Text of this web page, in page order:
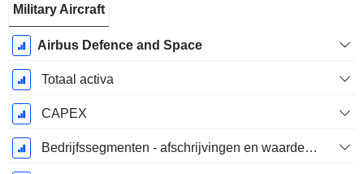
Military Aircraft
Airbus Defence and Space
Totaal activa
CAPEX
Bedrijfssegmenten - afschrijvingen en waardeverminderingen